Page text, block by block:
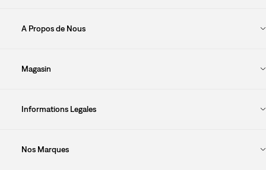
A Propos de Nous
Magasin
Informations Legales
Nos Marques